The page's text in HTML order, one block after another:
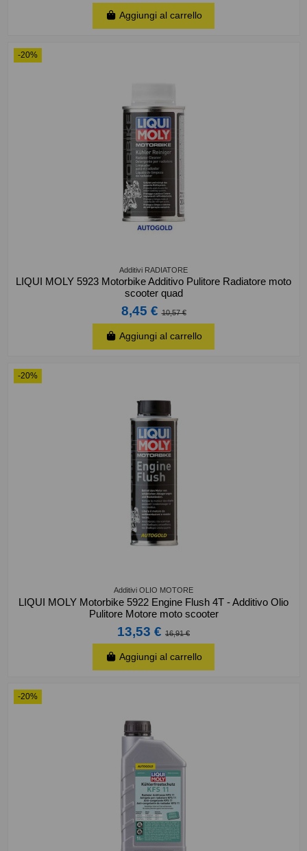
Aggiungi al carrello
-20%
Additivi RADIATORE
LIQUI MOLY 5923 Motorbike Additivo Pulitore Radiatore moto
scooter quad
8,45 €10,57 €
Aggiungi al carrello
-20%
Additivi OLIO MOTORE
LIQUI MOLY Motorbike 5922 Engine Flush 4T - Additivo Olio
Pulitore Motore moto scooter
13,53 € 16,91 €
Aggiungi al carrello
-20%